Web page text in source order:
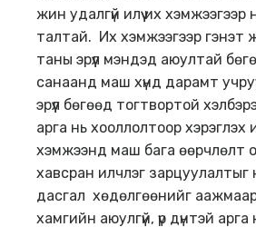
жин удалгүй илүү их хэмжээгээр
талтай. Их хэмжээгээр гэнэт
таны эрүүл мэндэд аюултай
санаанд маш хүнд дарамт
эрүүл бөгөөд тогтвортой
арга нь хооллолтоор хэрэглэх
хэмжээнд маш бага өөрчлөлт
хавсран илчлэг зарцуулалтыг
дасгал хөдөлгөөнийг аажмаар
хамгийн аюулгүй, үр дүнтэй